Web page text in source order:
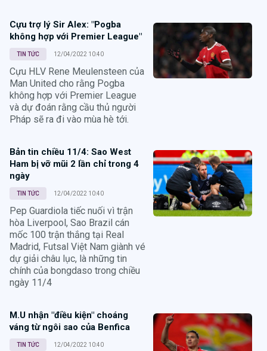
Cựu trợ lý Sir Alex: "Pogba
không hợp với Premier League"
TIN TỨC 12/04/2022 10:40
Cựu HLV Rene Meulensteen của
Man United cho rằng Pogba
không hợp với Premier League
và dự đoán rằng cầu thủ người
Pháp sẽ ra đi vào mùa hè tới.
Bản tin chiều 11/4: Sao West
Ham bị vỡ mũi 2 lần chỉ trong 4
ngày
TIN TỨC 12/04/2022 10:40
Pep Guardiola tiếc nuối vì trận
hòa Liverpool, Sao Brazil cán
mốc 100 trận thắng tại Real
Madrid, Futsal Việt Nam giành vé
dự giải châu lục, là những tin
chính của bongdaso trong chiều
ngày 11/4
M.U nhận "điều kiện" choáng
váng từ ngôi sao của Benfica
TIN TỨC 12/04/2022 10:40